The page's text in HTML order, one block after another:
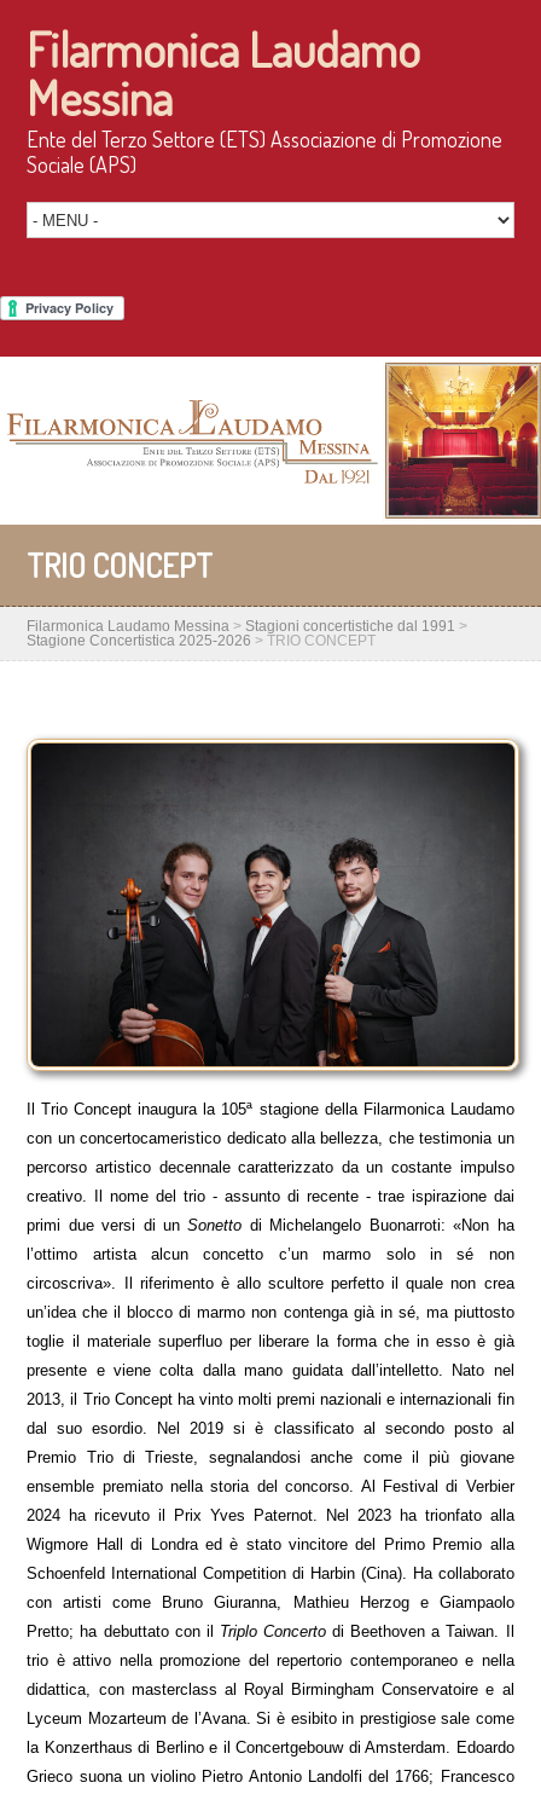
Filarmonica Laudamo
Messina
Ente del Terzo Settore (ETS) Associazione di Promozione
Sociale (APS)
TRIO CONCEPT
Filarmonica Laudamo Messina > Stagioni concertistiche dal 1991 >
Stagione Concertistica 2025-2026 >TRIO CONCEPT
Il Trio Concept inaugura la 105ª stagione della Filarmonica Laudamo
con un concertocameristico dedicato alla bellezza, che testimonia un
percorso artistico decennale caratterizzato da un costante impulso
creativo. Il nome del trio - assunto di recente - trae ispirazione dai
primi due versi di unSonetto di Michelangelo Buonarroti: «Non ha
l’ottimo artista alcun concetto c’un marmo solo in sé non
circoscriva». Il riferimento è allo scultore perfetto il quale non crea
un’idea che il blocco di marmo non contenga già in sé, ma piuttosto
toglie il materiale superfluo per liberare la forma che in esso è già
presente e viene colta dalla mano guidata dall’intelletto. Nato nel
2013, il Trio Concept ha vinto molti premi nazionali e internazionali fin
dal suo esordio. Nel 2019 si è classificato al secondo posto al
Premio Trio di Trieste, segnalandosi anche come il più giovane
ensemble premiato nella storia del concorso. Al Festival di Verbier
2024 ha ricevuto il Prix Yves Paternot. Nel 2023 ha trionfato alla
Wigmore Hall di Londra ed è stato vincitore del Primo Premio alla
Schoenfeld International Competition di Harbin (Cina). Ha collaborato
con artisti come Bruno Giuranna, Mathieu Herzog e Giampaolo
Pretto; ha debuttato con il Triplo Concerto di Beethoven a Taiwan. Il
trio è attivo nella promozione del repertorio contemporaneo e nella
didattica, con masterclass al Royal Birmingham Conservatoire e al
Lyceum Mozarteum de l’Avana. Si è esibito in prestigiose sale come
la Konzerthaus di Berlino e il Concertgebouw di Amsterdam. Edoardo
Grieco suona un violino Pietro Antonio Landolfi del 1766; Francesco